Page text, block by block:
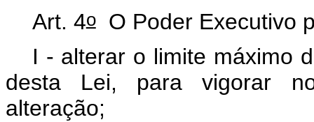
Art. 4oO Poder Executivo
I - alterar o limite máximo
desta Lei, para vigorar
alteração;